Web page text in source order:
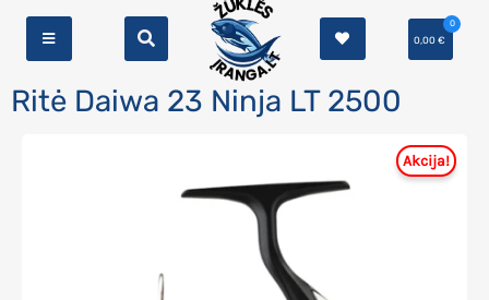
0,00€
0
Ritė Daiwa 23 Ninja LT 2500